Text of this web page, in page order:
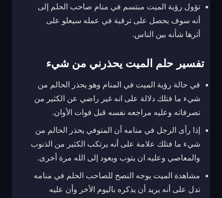
تؤول رؤية الميت مبتسم في منام صاحب الحلم إلى
أنه سوف يحصل على ترقية في عمله سيعلو على
أثرها شأنه بين الناس.
تفسير حلم الميت يحذرني من شيء
في حالة رؤية الميت في المنام وهو يحذر الحالم من
شيء ما فتلك دلالة على انه غير راضي عن الكثير من
تصرفاته وعليه مراجعه نفسه قبل فوات الأوان.
إذا رأى الرجل في منامه أن المتوفي يحذر الحالم من
شيء ما فتلك علامة على أنه يرتكب الكثير من الذنوب
والمعاصي وعليه ان يتوب ويعود إلى الله مرة أخرى.
مشاهدة الميت يوجه النصح للصاحب الحلم في منامه
تدل على أنه يريد أن يذكره باليوم الأخر وأن عليه